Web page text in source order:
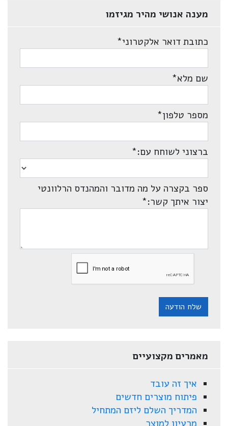
מענה אנושי מהיר מגיזמו
כתובת דואר אלקטרוני*
שם מלא*
מספר טלפון*
ברצוני לשוחח עם:*
ספר בקצרה על מה מדובר והמהנדס הרלוונטי
יצור איתך קשר:*
שלח הודעה
מאמרים מקצועיים
איך זה עובד
פיתוח מוצרים חדשים
המדריך השלם ליזם המתחיל